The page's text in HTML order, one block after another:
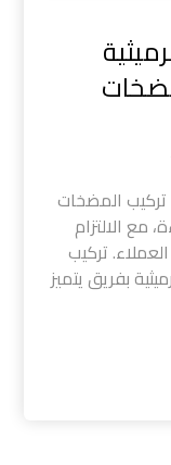
المضخات
مع الالتزام
تركيب
بفريق يتميز